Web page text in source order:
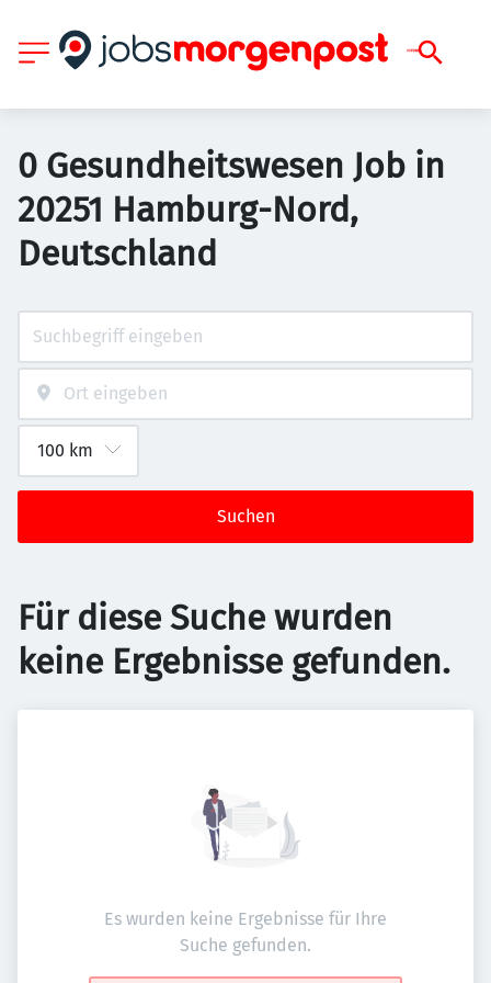
0 Gesundheitswesen Job in
20251 Hamburg-Nord,
Deutschland
Suchen
Für diese Suche wurden
keine Ergebnisse gefunden.
Es wurden keine Ergebnisse für Ihre
Suche gefunden.